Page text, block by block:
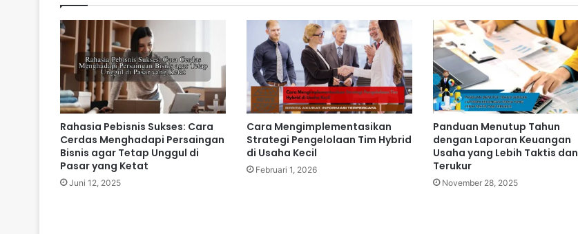
Rahasia Pebisnis Sukses: Cara
Cerdas Menghadapi Persaingan
Bisnis agar Tetap Unggul di
Pasar yang Ketat
Juni 12, 2025
Cara Mengimplementasikan
Strategi Pengelolaan Tim Hybrid
di Usaha Kecil
Februari 1, 2026
Panduan Menutup Tahun
dengan Laporan Keuangan
Usaha yang Lebih Taktis dan
Terukur
November 28, 2025